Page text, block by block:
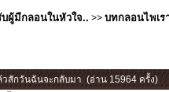
ผู้มีกลอนในหัวใจ.. >>บทกลอนไพเร
สักวันฉันจะกลับมา (อ่าน 15964 ครั้ง)